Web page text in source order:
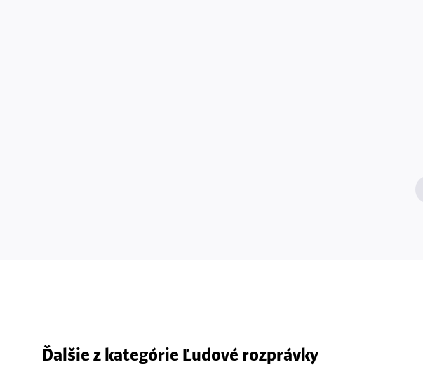
Ďalšie z kategórie Ľudové rozprávky